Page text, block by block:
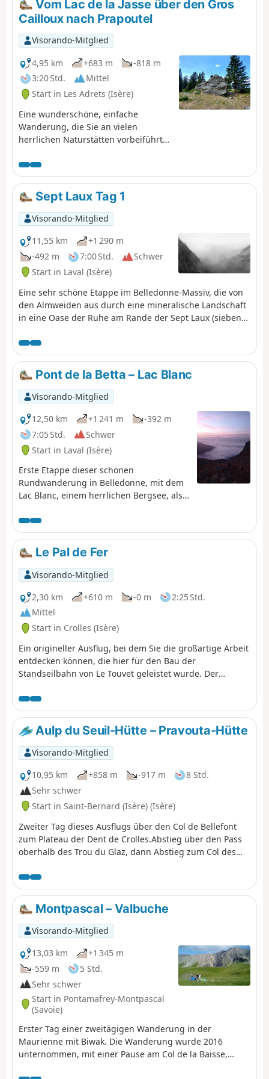
Vom Lac de la Jasse über den Gros
Cailloux nach Prapoutel
Visorando-Mitglied
4,95 km
+683 m
-818 m
3:20 Std.
Mittel
Start in Les Adrets (Isère)
Eine wunderschöne, einfache
Wanderung, die Sie an vielen
herrlichen Naturstätten vorbeiführt
atemberaubenden Blick auf das
Grésivaudan-Tal und das Chartreuse-
Massiv genießen können.
Sept Laux Tag 1
Visorando-Mitglied
11,55 km
+1 290 m
-492 m
7:00 Std.
Schwer
Start in Laval (Isère)
Eine sehr schöne Etappe im Belledonne-Massiv, die von
den Almweiden aus durch eine mineralische Landschaft
in eine Oase der Ruhe am Rande der Sept Laux (sieben
Pont de la Betta – Lac Blanc
Visorando-Mitglied
12,50 km
+1 241 m
-392 m
7:05 Std.
Schwer
Start in Laval (Isère)
Erste Etappe dieser schönen
Rundwanderung in Belledonne, mit dem
Lac Blanc, einem herrlichen Bergsee, als
Le Pal de Fer
Visorando-Mitglied
2,30 km
+610 m -0 m
2:25 Std.
Mittel
Start in Crolles (Isère)
Ein origineller Ausflug, bei dem Sie die großartige Arbeit
entdecken können, die hier für den Bau der
Standseilbahn von Le Touvet geleistet wurde. Der
schonen, mit der Standseilbahn. (Achtung): Diese Route
ist derzeit gesperrt, siehe Erläuterungen hier
(Anmerkung eines Wanderers) vom 18. Juni 2023: kleiner
schwieriger Abschnitt: die Überquerung der Geröllhalde,
wo man sich mit zwei Seilen helfen muss, um den Weg
im Wald zu erreichen.
Aulp du Seuil-Hütte – Pravouta-Hütte
Visorando-Mitglied
10,95 km
+858 m -917 m
8 Std.
Sehr schwer
Start in Saint-Bernard (Isère) (Isère)
Zweiter Tag dieses Ausflugs über den Col de Bellefont
zum Plateau der Dent de Crolles.Abstieg über den Pass
oberhalb des Trou du Glaz, dann Abstieg zum Col des
Pravouta und zur gleichnamigen Hütte. ⚠️ 27.11.2025:
Wanderung aufgrund eines Steinschlags geändert. Der
Weg über den Trou du Glaz (5) ist nicht mehr begehbar.
Das Gebiet bleibt aufgrund der hohen Gefahr von
erneuten Felsstürzen und herabfallenden Felsblöcken
besonders gefährlich. Nach diesem Vorfall hat die
Gemeinde Saint-Pierre de Chartreuse eine Verordnung
erlassen, um mehrere Wanderwege (Wander-,
Schneeschuh- und Skitourenwege) zu sperren. Für eine
Besteigung der Dent de Crolles kann die Route über den
Pas de l’Oeille genutzt werden. Sie können auch an den
Guiers-Wasserfällen vorbeigehen, um wieder auf (Z) zu
gelangen.
Montpascal – Valbuche
Visorando-Mitglied
13,03 km
+1 345 m
-559 m
5 Std.
Sehr schwer
Start in Pontamafrey-Montpascal
(Savoie)
Erster Tag einer zweitägigen Wanderung in der
Maurienne mit Biwak. Die Wanderung wurde 2016
unternommen, mit einer Pause am Col de la Baisse,